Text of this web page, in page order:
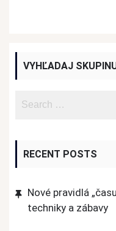
VYHĽADAJ
RECENT POSTS
Nové pravidlá
techniky a zábavy